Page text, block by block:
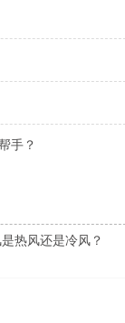
？
风还是冷风？